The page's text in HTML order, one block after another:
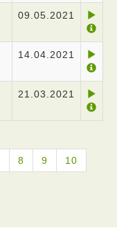
09.05.2021
14.04.2021
21.03.2021
8 9 10